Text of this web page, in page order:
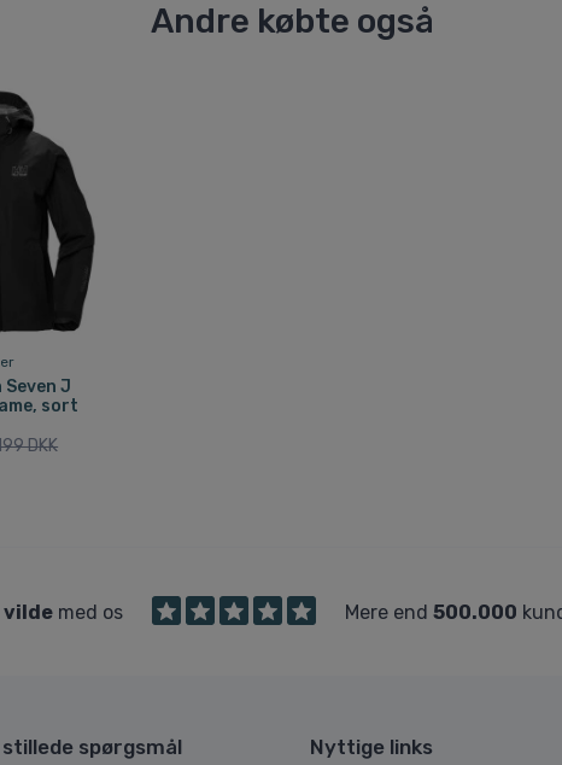
Andre købte også
Seven J
sort
DKK
vildemed os Mere end 500.000
spørgsmål Nyttige links